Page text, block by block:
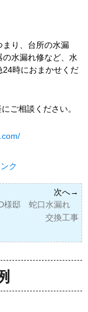
まり、台所の水漏
水漏れ修など、水
時におまかせくだ
ご相談ください。
ク
様邸 蛇口水漏れ
交換工事